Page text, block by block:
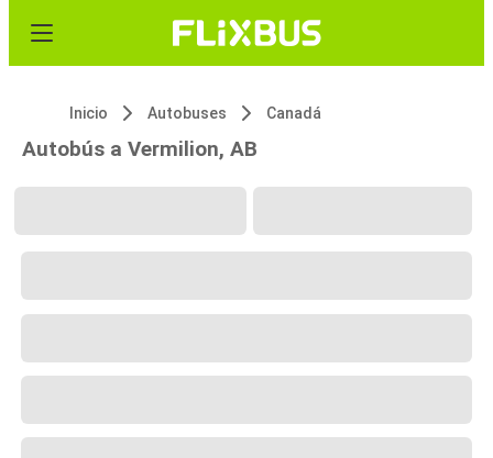
Inicio Autobuses Canadá
Autobús a Vermilion, AB